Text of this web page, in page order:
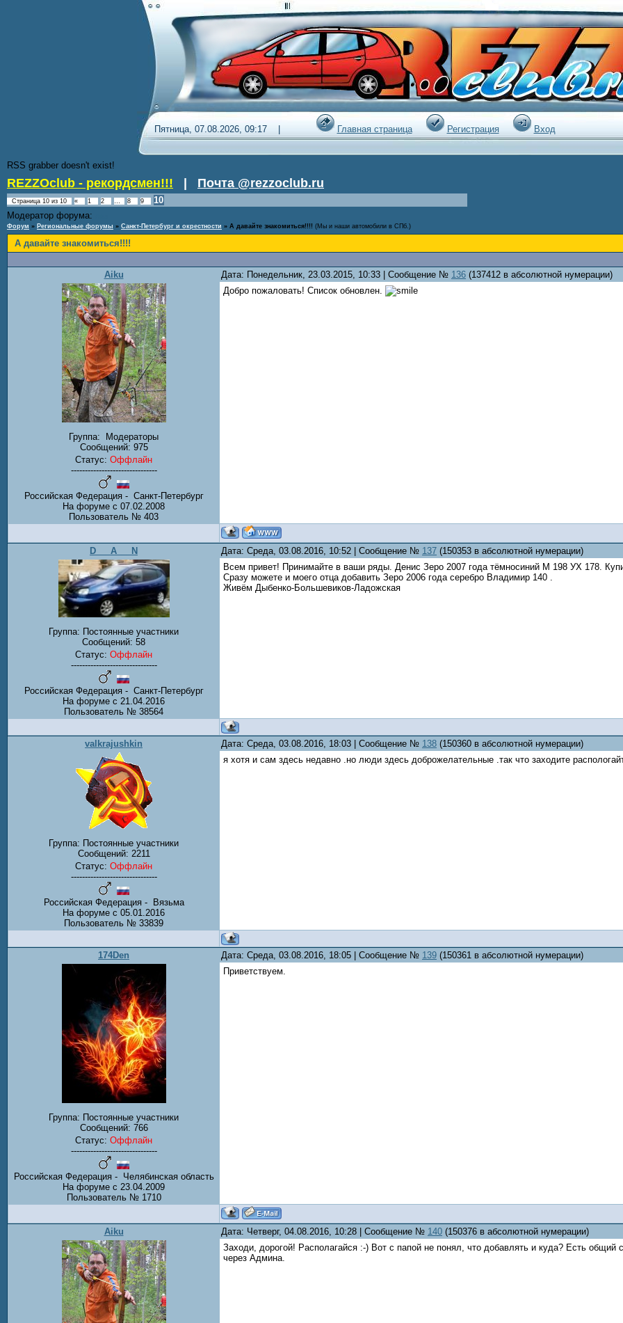
Пятница, 07.08.2026, 09:17 | Главная страница Регистрация
Вход
RSS grabber doesn't exist!
REZZOclub - рекордсмен!!! Почта @rezzoclub.ru
Страница 10 из 10 « 1 2 … 8 9
10
Модератор форума:
Форум » Региональные форумы » Санкт-Петербург и окрестности » А давайте знакомиться!!!! (Мы и наши автомобили в СПб.)
А давайте знакомиться!!!!
Aiku Дата: Понедельник, 23.03.2015, 10:33 | Сообщение № 136 (137412 в абсолютной нумерации)
Группа:
Модераторы
Сообщений: 975
Статус: Оффлайн
-------------------------------
Российская Федерация - Санкт-Петербург
На форуме с 07.02.2008
Пользователь № 403
Добро пожаловать! Список обновлен.
D___A___N Дата: Среда, 03.08.2016, 10:52 | Сообщение № 137 (150353 в абсолютной нумерации)
Группа: Постоянные участники
Сообщений: 58
Статус: Оффлайн
-------------------------------
Российская Федерация - Санкт-Петербург
На форуме с 21.04.2016
Пользователь № 38564
Всем привет! Принимайте в ваши ряды. Денис Зеро 2007 года тёмносиний М 198 УХ 178.
Сразу можете и моего отца добавить Зеро 2006 года серебро Владимир 140 .
Живём Дыбенко-Большевиков-Ладожская
valkrajushkin Дата: Среда, 03.08.2016, 18:03 | Сообщение № 138 (150360 в абсолютной нумерации)
Группа: Постоянные участники
Сообщений: 2211
Статус: Оффлайн
-------------------------------
Российская Федерация - Вязьма
На форуме с 05.01.2016
Пользователь № 33839
я хотя и сам здесь недавно .но люди здесь доброжелательные .так что заходите
174Den Дата: Среда, 03.08.2016, 18:05 | Сообщение № 139 (150361 в абсолютной нумерации)
Группа: Постоянные участники
Сообщений: 766
Статус: Оффлайн
-------------------------------
Российская Федерация - Челябинская область
На форуме с 23.04.2009
Пользователь № 1710
Приветствуем.
Aiku Дата: Четверг, 04.08.2016, 10:28 | Сообщение № 140 (150376 в абсолютной нумерации)
Заходи, дорогой! Располагайся :-) Вот с папой не понял, что добавлять и куда? Есть общий
через Админа.